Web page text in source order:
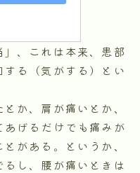
、これは本来、患部
る（気がする）とい
か、肩が痛いとか、
げるだけでも痛みが
がある。というか、
し、腰が痛いときは